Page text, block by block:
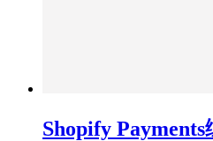
Shopify